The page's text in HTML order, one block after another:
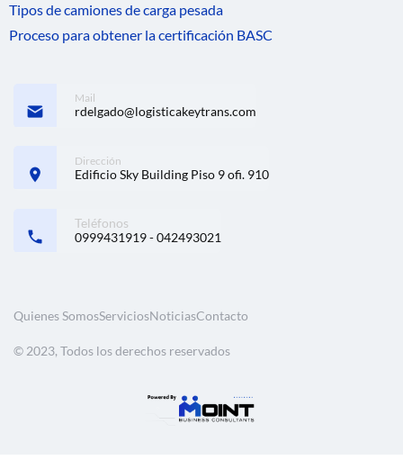
Tipos de camiones de carga pesada
Proceso para obtener la certificación BASC
Mail
rdelgado@logisticakeytrans.com
Dirección
Edificio Sky Building Piso 9 ofi. 910
Teléfonos
0999431919 - 042493021
Quienes SomosServiciosNoticiasContacto
© 2023, Todos los derechos reservados